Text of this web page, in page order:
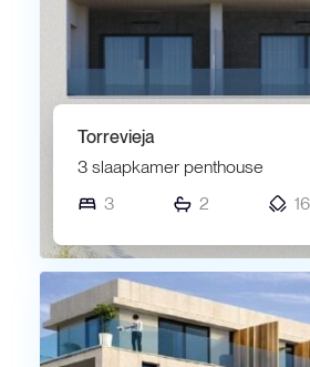
Torrevieja
3 slaapkamer penthouse
3
2